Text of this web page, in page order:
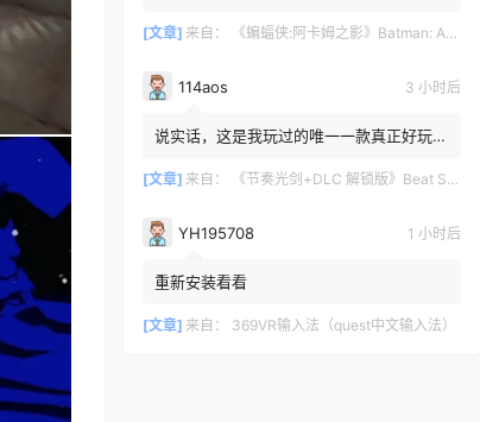
[文章] 来自： 《蝙蝠侠:阿卡姆之影》Batman: Arkham Shadow
114aos 3 小时后
说实话，这是我玩过的唯一一款真正好玩的
些都不太好。我觉得《Bea...
[文章] 来自： 《节奏光剑+DLC 解锁版》Beat Saber VR
YH195708 1 小时后
重新安装看看
[文章] 来自： 369VR输入法（quest中文输入法）